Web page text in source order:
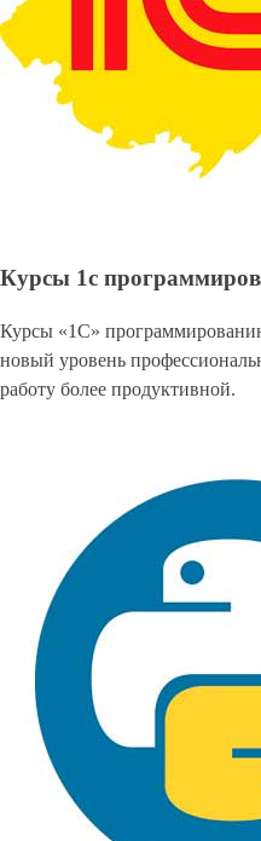
Курсы 1с
Курсы «1С»
новый уровень
работу более продуктивной.